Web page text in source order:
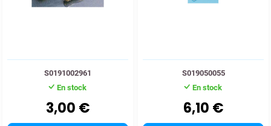
S0191002961
En stock
3,00 €
S019050055
En stock
6,10 €